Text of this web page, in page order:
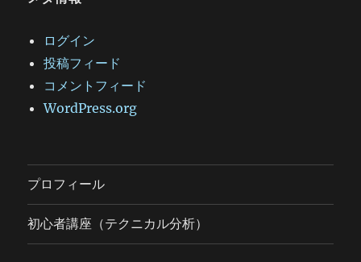
ログイン
投稿フィード
コメントフィード
WordPress.org
プロフィール
初心者講座（テクニカル分析）